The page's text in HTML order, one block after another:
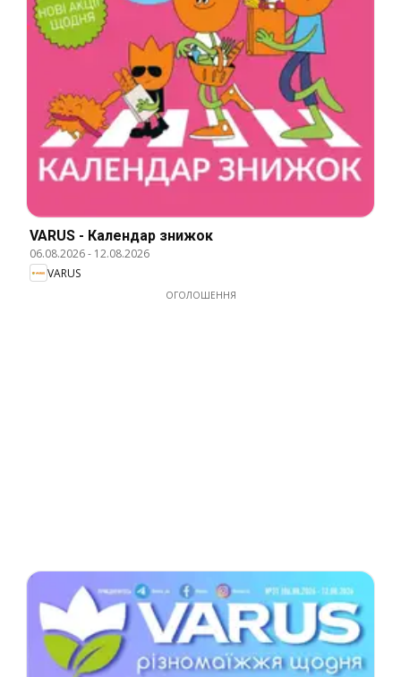
VARUS - Календар знижок
06.08.2026- 12.08.2026
VARUS
ОГОЛОШЕННЯ